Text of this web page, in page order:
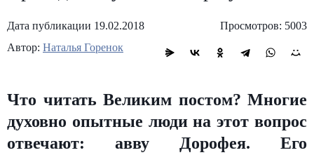
Дата публикации 19.02.2018
Просмотров: 5003
Автор: Наталья Горенок
Что читать Великим постом? Многие
духовно опытные люди на этот вопрос
отвечают: авву Дорофея. Его